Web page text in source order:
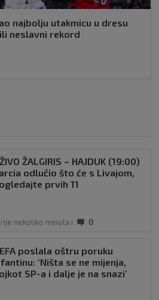
najbolju utakmicu u dresu
neslavni rekord
ŽALGIRIS – HAJDUK (19:00)
odlučio što će s Livajom,
prvih 11
nekoliko minuta 0
poslala oštru poruku
‘Ništa se ne mijenja,
SP-a i dalje je na snazi’